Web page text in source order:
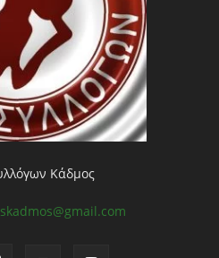
Κάδμος